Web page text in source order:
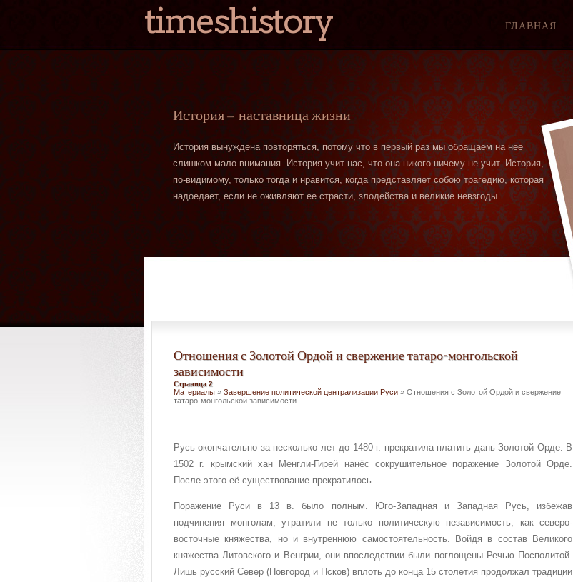
timeshistory ГЛАВНАЯ
История — наставница жизни
История вынуждена повторяться, потому что в первый раз мы обращаем на нее
слишком мало внимания. История учит нас, что она никого ничему не учит. История,
по-видимому, только тогда и нравится, когда представляет собою трагедию, которая
надоедает, если не оживляют ее страсти, злодейства и великие невзгоды.
Отношения с Золотой Ордой и свержение татаро-монгольской
зависимости
Страница 2
Материалы » Завершение политической централизации Руси » Отношения с Золотой Ордой и свержение
татаро-монгольской зависимости
Русь окончательно за несколько лет до 1480 г. прекратила платить дань Золотой Орде. В
1502 г. крымский хан Менгли-Гирей нанёс сокрушительное поражение Золотой Орде.
После этого её существование прекратилось.
Поражение Руси в 13 в. было полным. Юго-Западная и Западная Русь, избежав
подчинения монголам, утратили не только политическую независимость, как северо-
восточные княжества, но и внутреннюю самостоятельность. Войдя в состав Великого
княжества Литовского и Венгрии, они впоследствии были поглощены Речью Посполитой.
Лишь русский Север (Новгород и Псков) вплоть до конца 15 столетия продолжал традиции